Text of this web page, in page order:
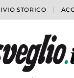
STORICO